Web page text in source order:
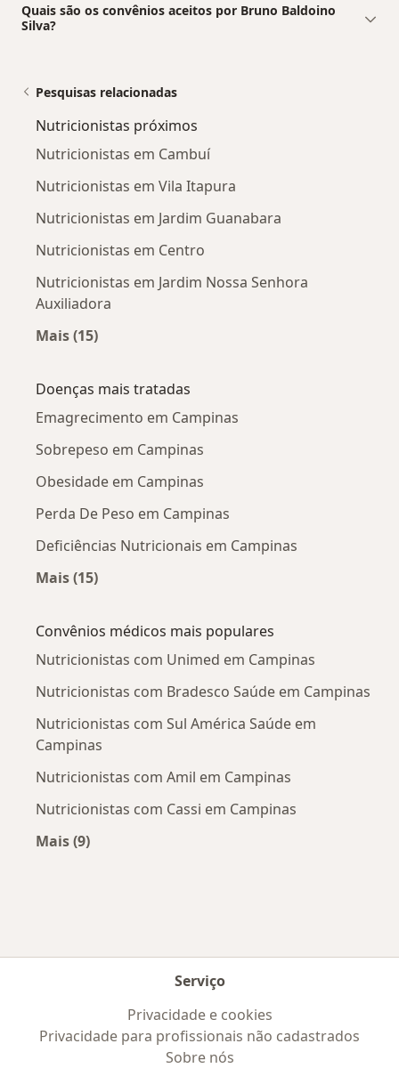
Quais são os convênios aceitos por Bruno Baldoino
Silva?
Pesquisas relacionadas
Nutricionistas próximos
Nutricionistas em Cambuí
Nutricionistas em Vila Itapura
Nutricionistas em Jardim Guanabara
Nutricionistas em Centro
Nutricionistas em Jardim Nossa Senhora
Auxiliadora
Mais (15)
Doenças mais tratadas
Emagrecimento em Campinas
Sobrepeso em Campinas
Obesidade em Campinas
Perda De Peso em Campinas
Deficiências Nutricionais em Campinas
Mais (15)
Convênios médicos mais populares
Nutricionistas com Unimed em Campinas
Nutricionistas com Bradesco Saúde em Campinas
Nutricionistas com Sul América Saúde em
Campinas
Nutricionistas com Amil em Campinas
Nutricionistas com Cassi em Campinas
Mais (9)
Serviço
Privacidade e cookies
Privacidade para profissionais não cadastrados
Sobre nós